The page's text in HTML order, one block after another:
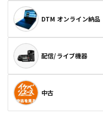
DTM オンライン納品
配信/ライブ機器
中古